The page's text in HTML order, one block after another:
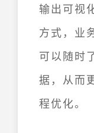
输出可视
方式，业
可以随时
据，从而
程优化。